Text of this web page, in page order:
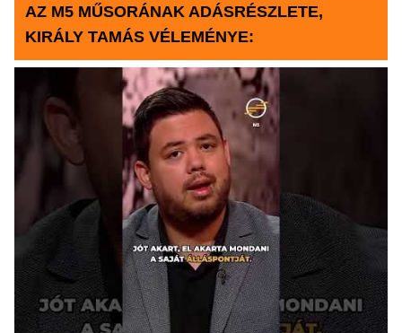
AZ M5 MŰSORÁNAK ADÁSRÉSZLETE,
KIRÁLY TAMÁS VÉLEMÉNYE: